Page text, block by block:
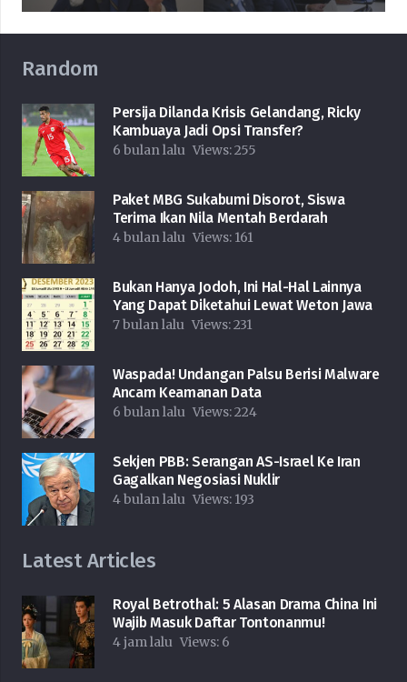
Random
Persija Dilanda Krisis Gelandang, Ricky
Kambuaya Jadi Opsi Transfer?
6 bulan lalu Views:255
Paket MBG Sukabumi Disorot, Siswa
Terima Ikan Nila Mentah Berdarah
4 bulan lalu Views: 161
Bukan Hanya Jodoh, Ini Hal-Hal Lainnya
Yang Dapat Diketahui Lewat Weton Jawa
7 bulan lalu Views:231
Waspada! Undangan Palsu Berisi Malware
Ancam Keamanan Data
6 bulan lalu Views:224
Sekjen PBB: Serangan AS-Israel Ke Iran
Gagalkan Negosiasi Nuklir
4 bulan lalu Views: 193
Latest Articles
Royal Betrothal: 5 Alasan Drama China Ini
Wajib Masuk Daftar Tontonanmu!
4 jam lalu Views: 6